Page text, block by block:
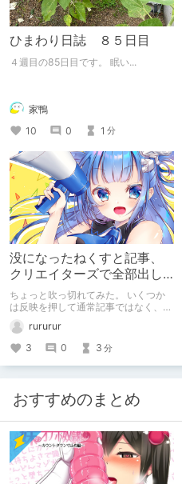
ひまわり日誌 ８５日目
４週目の85日目です。 眠い...
家鴨
10
0 1 分
没になったねくすと記事、
クリエイターズで全部出し
てみます。
ちょっと吹っ切れてみた。 いくつか
は反映を押して通常記事ではなく、ク
なと。rururur
3
0 3 分
おすすめのまとめ